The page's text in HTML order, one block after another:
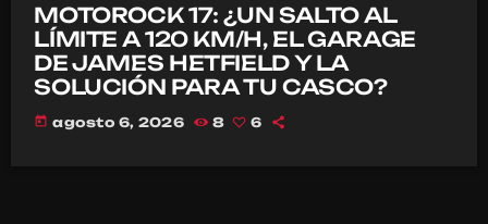
MOTOROCK 17: ¿UN SALTO AL
LÍMITE A 120 KM/H, EL GARAGE
DE JAMES HETFIELD Y LA
SOLUCIÓN PARA TU CASCO?
today agosto 6, 2026 8 6